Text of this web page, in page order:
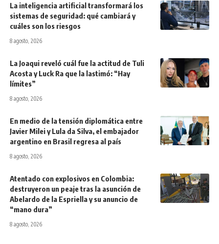
La inteligencia artificial transformará los
sistemas de seguridad: qué cambiará y
cuáles son los riesgos
8 agosto, 2026
La Joaqui reveló cuál fue la actitud de Tuli
Acosta y Luck Ra que la lastimó: “Hay
límites”
8 agosto, 2026
En medio de la tensión diplomática entre
Javier Milei y Lula da Silva, el embajador
argentino en Brasil regresa al país
8 agosto, 2026
Atentado con explosivos en Colombia:
destruyeron un peaje tras la asunción de
Abelardo de la Espriella y su anuncio de
“mano dura”
8 agosto, 2026